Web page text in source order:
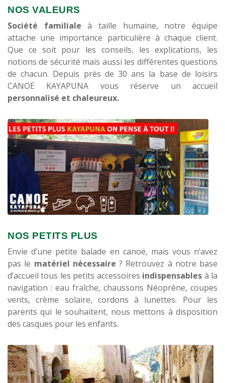
NOS VALEURS
Société familiale à taille humaine, notre équipe
attache une importance particulière à chaque client.
Que ce soit pour les conseils, les explications, les
notions de sécurité mais aussi les différentes questions
de chacun. Depuis près de 30 ans la base de loisirs
CANOË KAYAPUNA vous réserve un accueil
personnalisé et chaleureux.
NOS PETITS PLUS
Envie d’une petite balade en canoë, mais vous n’avez
pas le matériel nécessaire ? Retrouvez à notre base
d’accueil tous les petits accessoires indispensables à la
navigation : eau fraîche, chaussons Néoprène, coupes
vents, crème solaire, cordons à lunettes. Pour les
parents qui le souhaitent, nous mettons à disposition
des casques pour les enfants.